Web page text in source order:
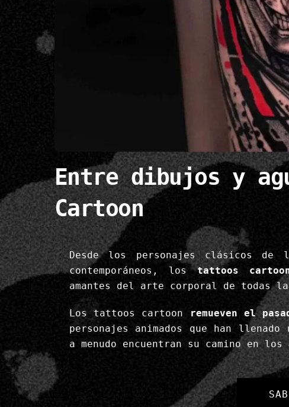
Entre dibujos y
Cartoon
Desde los personajes clásicos de
contemporáneos, lostattoos
amantes del arte corporal de todas
Los tattoos cartoon remueven el
personajes animados que han
a menudo encuentran su camino en los